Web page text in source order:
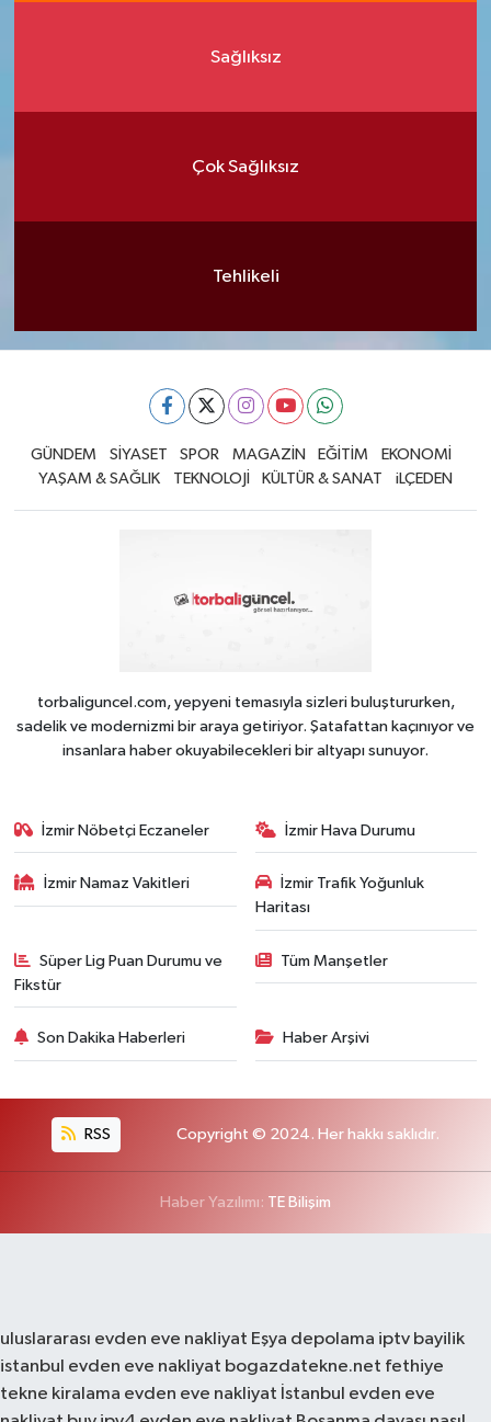
Sağlıksız
Çok Sağlıksız
Tehlikeli
GÜNDEM SİYASET SPOR MAGAZİN EĞİTİM
EKONOMİ
YAŞAM & SAĞLIK
TEKNOLOJİ KÜLTÜR & SANAT iLÇEDEN
torbaliguncel.com, yepyeni temasıyla sizleri buluştururken,
sadelik ve modernizmi bir araya getiriyor. Şatafattan kaçınıyor ve
insanlara haber okuyabilecekleri bir altyapı sunuyor.
İzmir Nöbetçi Eczaneler İzmir Hava Durumu
İzmir Namaz Vakitleri
İzmir Trafik Yoğunluk
Haritası
Süper Lig Puan Durumu ve
Fikstür
Tüm Manşetler
Son Dakika Haberleri Haber Arşivi
RSS Copyright © 2024. Her hakkı saklıdır.
Haber Yazılımı: TE Bilişim
uluslararası evden eve nakliyat Eşya depolama iptv bayilik
istanbul evden eve nakliyat bogazdatekne.net fethiye
tekne kiralama evden eve nakliyat İstanbul evden eve